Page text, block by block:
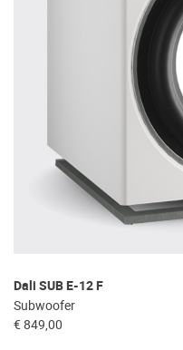
Dali SUB E-12 F
Subwoofer
€ 849,00